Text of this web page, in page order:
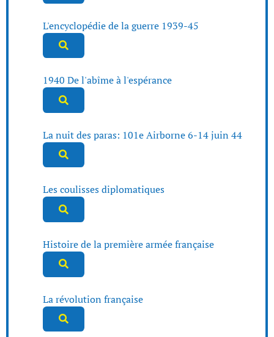
L'encyclopédie de la guerre 1939-45
1940 De l'abîme à l'espérance
La nuit des paras: 101e Airborne 6-14 juin 44
Les coulisses diplomatiques
Histoire de la première armée française
La révolution française